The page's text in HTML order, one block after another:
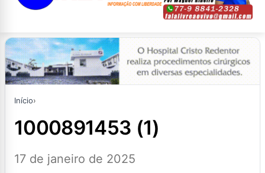
Início›
1000891453 (1)
17 de janeiro de 2025